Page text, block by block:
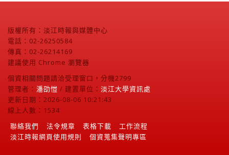
版權所有：淡江時報與媒體中心
電話：02-26250584
傳真：02-26214169
建議使用 Chrome 瀏覽器
個資相關問題請洽受理窗口，分機2799
管理者： 潘劭愷 / 建置單位： 淡江大學資訊處
更新日期：2026-08-06 10:21:43
線上人數：1534
聯絡我們
法令規章 表格下載
工作流程
淡江時報網頁使用規則
個資蒐集聲明專區